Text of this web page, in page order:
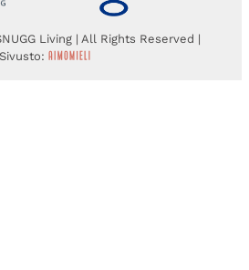
Living | All Rights Reserved |
Sivusto: